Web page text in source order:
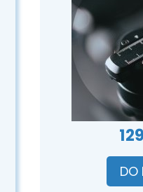
DO